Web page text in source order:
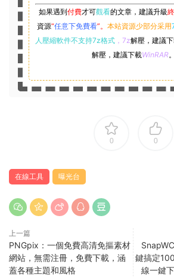
如果遇到付費才可觀看的文章，建議升級
資源“任意下免費看”。 本站資源少部分采用
人壓縮軟件不支持7z格式 ，7z解壓，建議
解壓，建議下載WinRAR。
0 0
在線工具 曝光台
上一篇
PNGpix：一個免費高清免摳素材
網站，無需注冊，免費下載，涵
蓋各種主題和風格
鍵搞定
線一鍵